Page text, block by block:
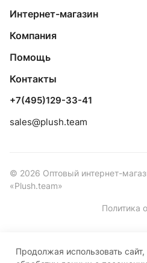
Интернет-магазин
Компания
Помощь
Контакты
+7(495)129-33-41
sales@plush.team
© 2026 Оптовый интернет-
«Plush.team»
Политика
Продолжая использовать